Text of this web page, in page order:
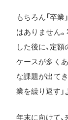
もちろん「卒
はありません
した後に、定
ケースが多く
な課題が出て
業を繰り返す」
年末に向けて